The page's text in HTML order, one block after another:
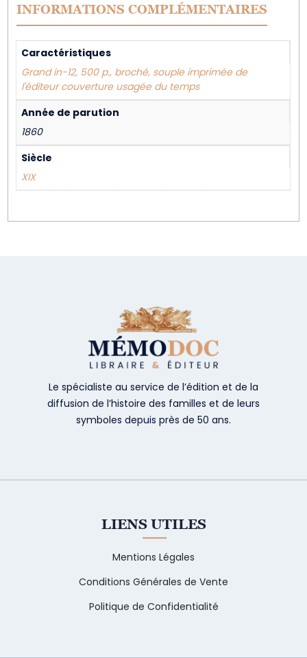
INFORMATIONS COMPLÉMENTAIRES
Caractéristiques
Grand in-12, 500 p., broché, souple imprimée de
l'éditeur couverture usagée du temps
Année de parution
1860
Siècle
XIX
Le spécialiste au service de l’édition et de la
diffusion de l’histoire des familles et de leurs
symboles depuis près de 50 ans.
LIENS UTILES
Mentions Légales
Conditions Générales de Vente
Politique de Confidentialité